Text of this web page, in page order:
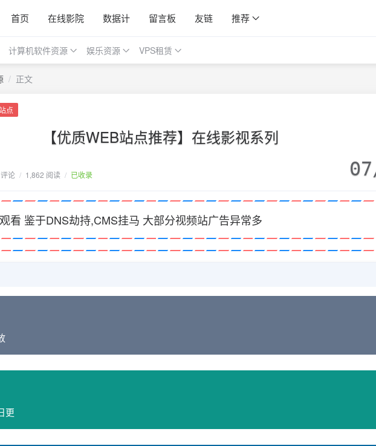
首页 在线影院 数据计 留言板 友链 推荐
计算机软件资源 娱乐资源 VPS租赁
/ 正文
点
【优质WEB站点推荐】在线影视系列
论 / 1,862 阅读 / 已收录
看 鉴于DNS劫持,CMS挂马 大部分视频站广告异常多
更